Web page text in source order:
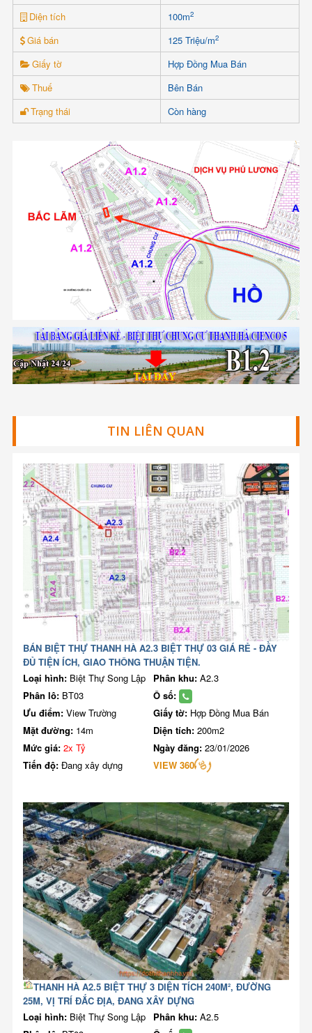
Diện tích 100m2
Giá bán 125 Triệu/m2
Giấy tờ
Hợp Đồng Mua Bán
Thuế
Bên Bán
Trạng thái
Còn hàng
TIN LIÊN QUAN
BÁN BIỆT THỰ THANH HÀ A2.3 BIỆT THỰ 03 GIÁ RẺ - ĐẦY
ĐỦ TIỆN ÍCH, GIAO THÔNG THUẬN TIỆN.
Loại hình: Biệt Thự Song Lập Phân khu: A2.3
Phân lô: BT03
Ô số:
Ưu điểm: View Trường Giấy tờ: Hợp Đồng Mua Bán
Mặt đường: 14m Diện tích: 200m2
Mức giá: 2x Tỷ Ngày đăng: 23/01/2026
Tiến độ: Đang xây dựng VIEW 360
THANH HÀ A2.5 BIỆT THỰ 3 DIỆN TÍCH 240M², ĐƯỜNG
25M, VỊ TRÍ ĐẮC ĐỊA, ĐANG XÂY DỰNG
Loại hình: Biệt Thự Song Lập Phân khu: A2.5